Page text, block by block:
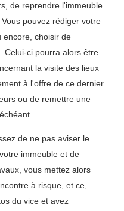
de reprendre l'immeuble
pouvez rédiger votre
encore, choisir de
Celui-ci pourra alors être
la visite des lieux
à l'offre de ce dernier
ou de remettre une
de ne pas aviser le
immeuble et de
vous mettez alors
à risque, et ce,
du vice et avez